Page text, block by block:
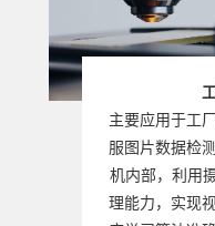
主要应用于工
服图片数据检
机内部，利用
理能力，实现